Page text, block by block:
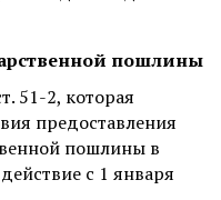
пошлины
51-2, которая
предоставления
пошлины в
с 1 января